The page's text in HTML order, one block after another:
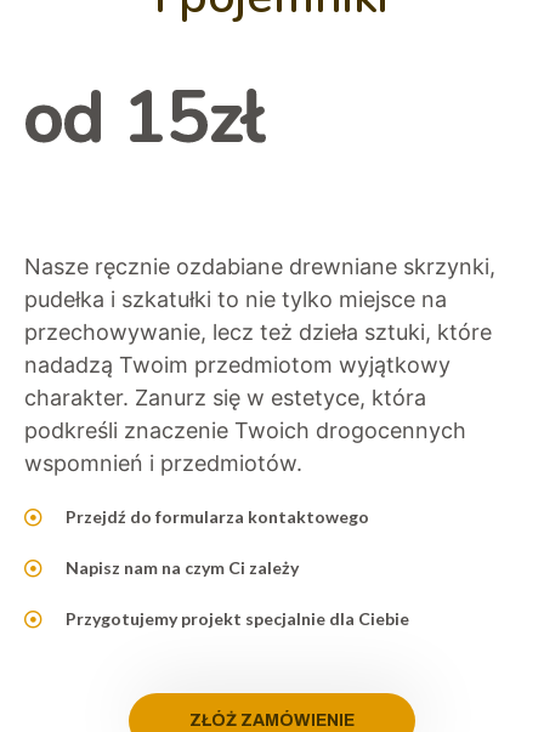
od 15zł
Nasze ręcznie ozdabiane drewniane skrzynki,
pudełka i szkatułki to nie tylko miejsce na
przechowywanie, lecz też dzieła sztuki, które
nadadzą Twoim przedmiotom wyjątkowy
charakter. Zanurz się w estetyce, która
podkreśli znaczenie Twoich drogocennych
wspomnień i przedmiotów.
Przejdź do formularza kontaktowego
Napisz nam na czym Ci zależy
Przygotujemy projekt specjalnie dla Ciebie
ZŁÓŻ ZAMÓWIENIE